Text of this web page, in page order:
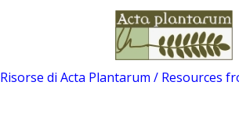
Risorse di Acta Plantarum / Resources